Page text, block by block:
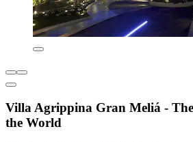
Villa Agrippina Gran Meliá -
the World